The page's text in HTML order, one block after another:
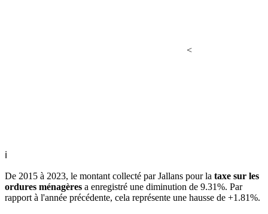
<
ℹ
De 2015 à 2023, le montant collecté par Jallans pour la taxe sur les
ordures ménagères a enregistré une diminution de 9.31%. Par
rapport à l'année précédente, cela représente une hausse de +1.81%.